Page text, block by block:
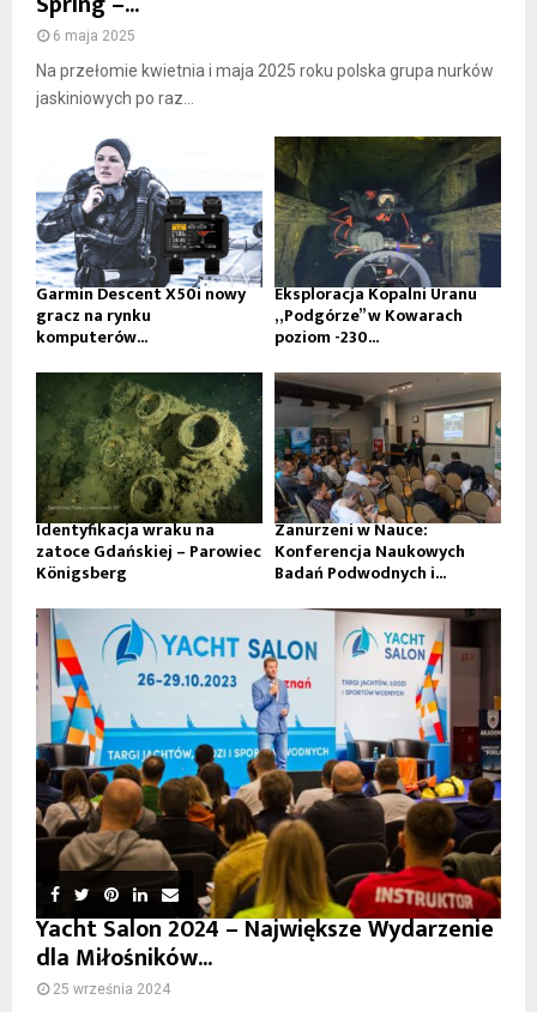
6 maja 2025
Na przełomie kwietnia i maja 2025 roku polska grupa nurków
jaskiniowych po raz...
Garmin Descent X50i nowy
gracz na rynku
komputerów...
Eksploracja Kopalni Uranu
„Podgórze” w Kowarach
poziom -230...
Identyfikacja wraku na
zatoce Gdańskiej – Parowiec
Königsberg
Zanurzeni w Nauce:
Konferencja Naukowych
Badań Podwodnych i...
Yacht Salon 2024 – Największe Wydarzenie
dla Miłośników...
25 września 2024